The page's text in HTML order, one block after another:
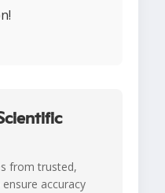
from trusted,
accuracy